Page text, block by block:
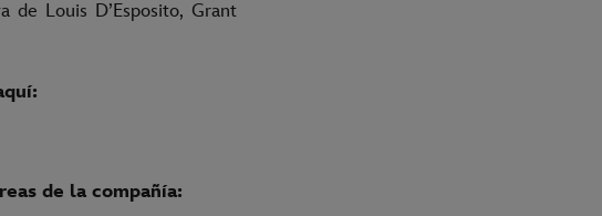
de Louis D’Esposito, Grant
de la compañía: